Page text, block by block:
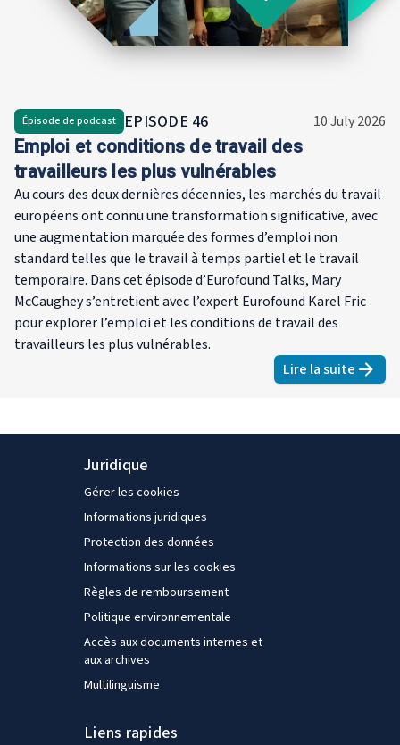
en
de
maîtrise
Épisode de podcast EPISODE 46 10 July 2026
Emploi et conditions de travail des
travailleurs les plus vulnérables
Au cours des deux dernières décennies, les marchés du travail
européens ont connu une transformation significative, avec
une augmentation marquée des formes d’emploi non
standard telles que le travail à temps partiel et le travail
temporaire. Dans cet épisode d’Eurofound Talks, Mary
McCaughey s’entretient avec l’expert Eurofound Karel Fric
pour explorer l’emploi et les conditions de travail des
travailleurs les plus vulnérables.
Lire la suite
about
Juridique
Gérer les cookies
Informations juridiques
Protection des données
Informations sur les cookies
Règles de remboursement
Politique environnementale
Accès aux documents internes et
aux archives
Multilinguisme
Liens rapides